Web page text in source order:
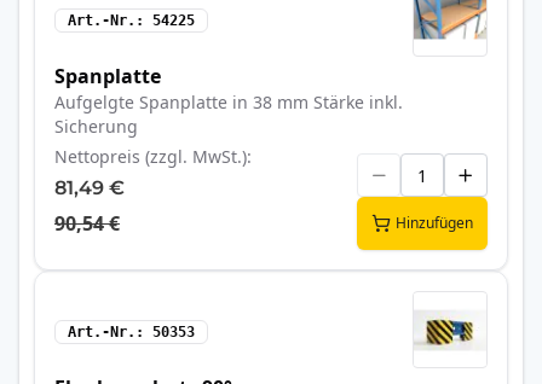
Art.-Nr. 54225
Spanplatte
Aufgelgte Spanplatte in 38 mm Stärke inkl.
Sicherung
Nettopreis (zzgl. MwSt.)
81,49 €
90,54 € Hinzufügen
Art.-Nr. 50353